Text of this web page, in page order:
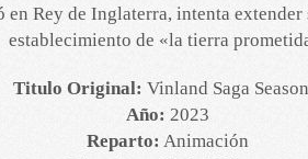
en Rey de Inglaterra, intenta
establecimiento de «la tierra
Titulo Original: Vinland Saga
Año: 2023
Reparto: Animación